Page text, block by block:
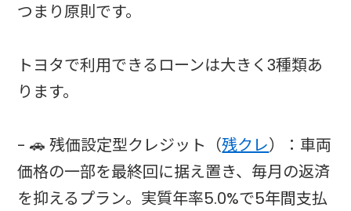
つまり原則です。
トヨタで利用できるローンは大きく3種類あ
ります。
- 🚗 残価設定型クレジット（残クレ）：車両
価格の一部を最終回に据え置き、毎月の返済
を抑えるプラン。実質年率5.0%で5年間支払